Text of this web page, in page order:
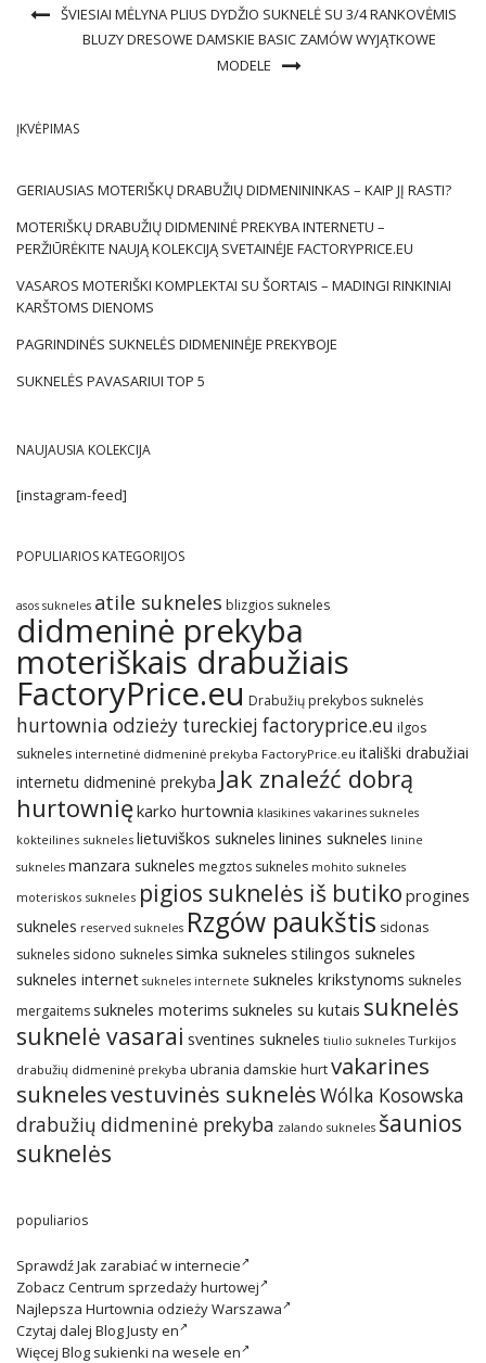
ŠVIESIAI MĖLYNA PLIUS DYDŽIO SUKNELĖ SU 3/4 RANKOVĖMIS
BLUZY DRESOWE DAMSKIE BASIC ZAMÓW WYJĄTKOWE
MODELE
ĮKVĖPIMAS
GERIAUSIAS MOTERIŠKŲ DRABUŽIŲ DIDMENININKAS – KAIP JĮ RASTI?
MOTERIŠKŲ DRABUŽIŲ DIDMENINĖ PREKYBA INTERNETU –
PERŽIŪRĖKITE NAUJĄ KOLEKCIJĄ SVETAINĖJE FACTORYPRICE.EU
VASAROS MOTERIŠKI KOMPLEKTAI SU ŠORTAIS – MADINGI RINKINIAI
KARŠTOMS DIENOMS
PAGRINDINĖS SUKNELĖS DIDMENINĖJE PREKYBOJE
SUKNELĖS PAVASARIUI TOP 5
NAUJAUSIA KOLEKCIJA
[instagram-feed]
POPULIARIOS KATEGORIJOS
asos sukneles atile sukneles blizgios sukneles
didmeninė prekyba
moteriškais drabužiais
FactoryPrice.eu Drabužių prekybos suknelės
hurtownia odzieży tureckiej factoryprice.eu ilgos
sukneles internetinė didmeninė prekyba FactoryPrice.eu itališki drabužiai
internetu didmeninė prekyba Jak znaleźć dobrą
hurtowniękarko hurtownia klasikines vakarines sukneles
kokteilines sukneles lietuviškos sukneles linines sukneles linine
sukneles manzara sukneles megztos sukneles mohito sukneles
moteriskos sukneles pigios suknelės iš butiko progines
sukneles reserved sukneles Rzgów paukštis sidonas
sukneles sidono suknelessimka sukneles stilingos sukneles
sukneles internet sukneles internete sukneles krikstynoms sukneles
mergaitemssukneles moterims sukneles su kutais suknelės
suknelė vasarai sventines sukneles tiulio sukneles Turkijos
drabužių didmeninė prekyba ubrania damskie hurtvakarines
suknelesvestuvinės suknelėsWólka Kosowska
drabužių didmeninė prekyba zalando sukneles šaunios
suknelės
populiarios
SprawdźJak zarabiać w internecie
Zobacz Centrum sprzedaży hurtowej
Najlepsza Hurtownia odzieży Warszawa
Czytaj dalej Blog Justy en
Więcej Blog sukienki na wesele en